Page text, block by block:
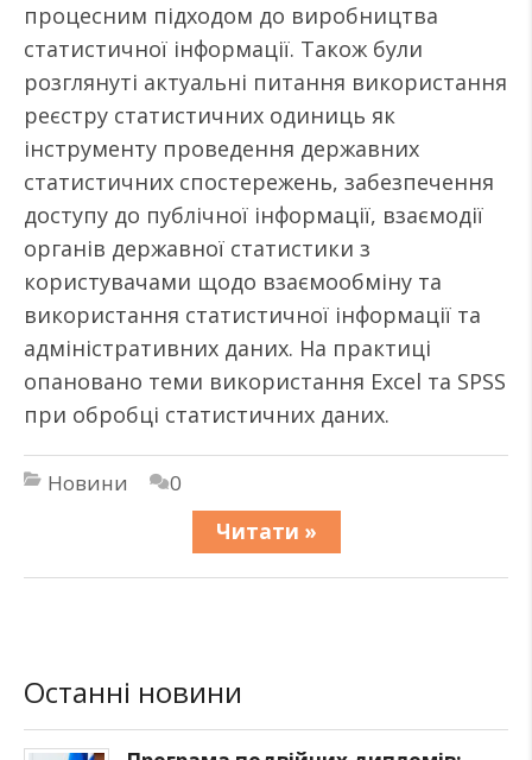
процесним підходом до виробництва
статистичної інформації. Також були
розглянуті актуальні питання використання
реєстру статистичних одиниць як
інструменту проведення державних
статистичних спостережень, забезпечення
доступу до публічної інформації, взаємодії
органів державної статистики з
користувачами щодо взаємообміну та
використання статистичної інформації та
адміністративних даних. На практиці
опановано теми використання Excel та SPSS
при обробці статистичних даних.
Новини
0
Читати »
Останні новини